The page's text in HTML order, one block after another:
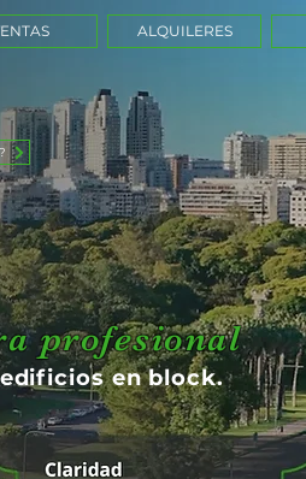
ALQUILERES
profesional
en block.